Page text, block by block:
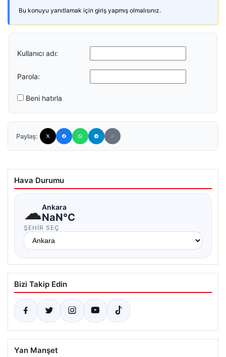
Bu konuyu yanıtlamak için giriş yapmış olmalısınız.
Kullanıcı adı:
Parola:
Beni hatırla
Paylaş:
Hava Durumu
☁Ankara
NaN°C
ŞEHIR SEÇ
Bizi Takip Edin
Yan Manşet